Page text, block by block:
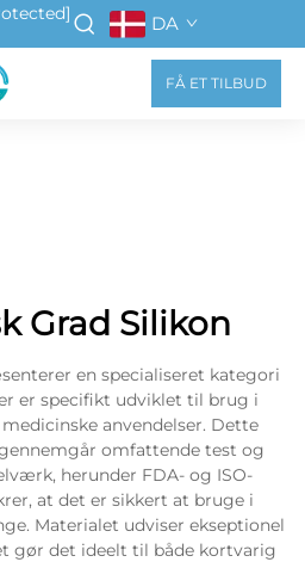
DA
FÅ ET TILBUD
Grad Silikon
en specialiseret kategori
er specifikt udviklet til brug i
anvendelser. Dette
omfattende test og
herunder FDA- og ISO-
at det er sikkert at bruge i
Materialet udviser ekseptionel
gør det ideelt til både kortvarig